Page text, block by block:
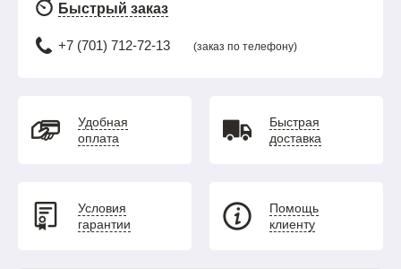
Быстрый заказ
+7 (701) 712-72-13 (заказ по телефону)
Удобная
оплата
Быстрая
доставка
Условия
гарантии
Помощь
клиенту